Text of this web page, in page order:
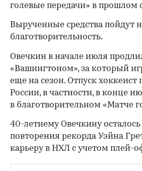
голевые передачи» в прошлом
Вырученные средства пойдут
благотворительность.
00:00
Овечкин в начале июля
«Вашингтоном», за который
еще на сезон. Отпуск хоккеист
России, в частности, в конце
в благотворительном «Матче
40-летнему Овечкину
повторения рекорда Уэйна
карьеру в НХЛ с учетом плей-